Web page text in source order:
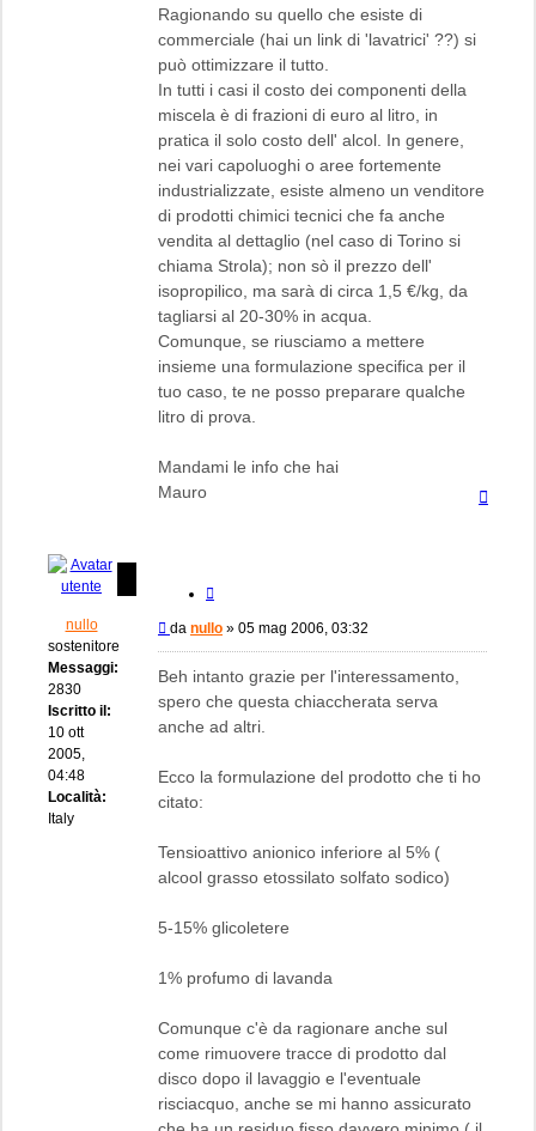
Ragionando su quello che esiste di
commerciale (hai un link di 'lavatrici' ??) si
può ottimizzare il tutto.
In tutti i casi il costo dei componenti della
miscela è di frazioni di euro al litro, in
pratica il solo costo dell' alcol. In genere,
nei vari capoluoghi o aree fortemente
industrializzate, esiste almeno un venditore
di prodotti chimici tecnici che fa anche
vendita al dettaglio (nel caso di Torino si
chiama Strola); non sò il prezzo dell'
isopropilico, ma sarà di circa 1,5 €/kg, da
tagliarsi al 20-30% in acqua.
Comunque, se riusciamo a mettere
insieme una formulazione specifica per il
tuo caso, te ne posso preparare qualche
litro di prova.
Mandami le info che hai
Mauro
nullo
sostenitore
Messaggi:
2830
Iscritto il:
10 ott
2005,
04:48
Località:
Italy
Messaggio
da nullo » 05 mag 2006, 03:32
Beh intanto grazie per l'interessamento,
spero che questa chiaccherata serva
anche ad altri.
Ecco la formulazione del prodotto che ti ho
citato:
Tensioattivo anionico inferiore al 5% (
alcool grasso etossilato solfato sodico)
5-15% glicoletere
1% profumo di lavanda
Comunque c'è da ragionare anche sul
come rimuovere tracce di prodotto dal
disco dopo il lavaggio e l'eventuale
risciacquo, anche se mi hanno assicurato